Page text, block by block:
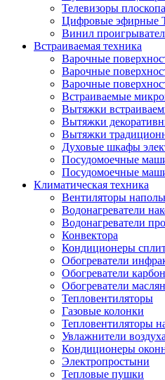
Телевизоры
Цифровые эфирные
Винил
Встраиваемая техника
Варочные
Варочные
Варочные
Встраиваемые
Вытяжки
Вытяжки
Вытяжки
Духовые шкафы
Посудомоечные
Посудомоечные
Климатическая техника
Вентиляторы
Водонагреватели
Водонагреватели
Конвектора
Кондиционеры
Обогреватели
Обогреватели
Обогреватели
Тепловентиляторы
Газовые колонки
Тепловентиляторы
Увлажнители воздуха
Кондиционеры
Электропростыни
Тепловые пушки